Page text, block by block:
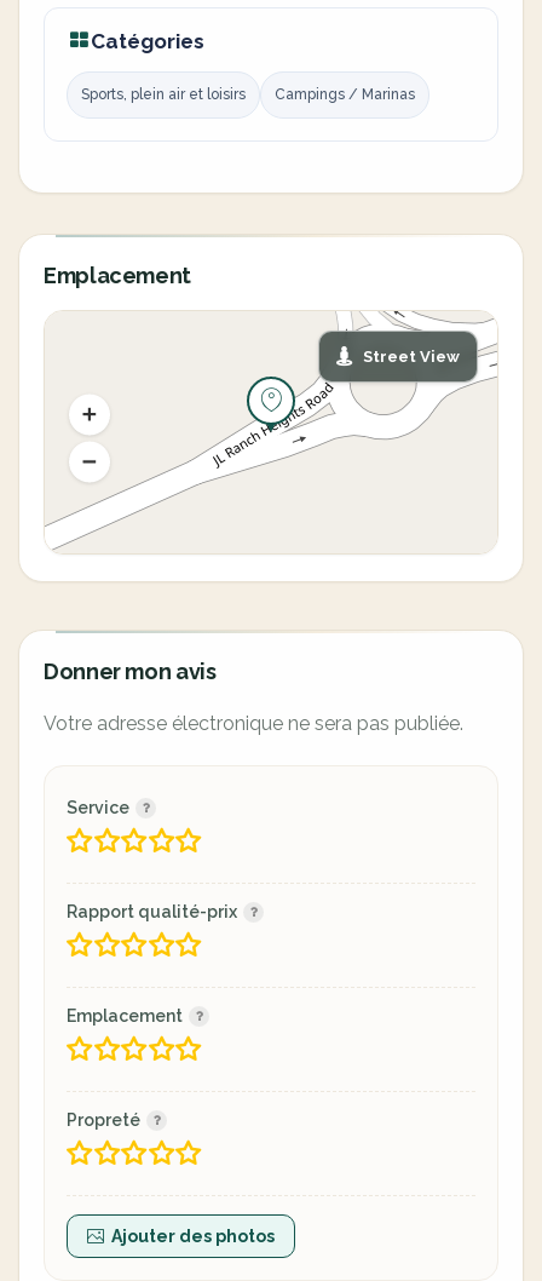
Catégories
Sports, plein air et loisirs Campings / Marinas
Emplacement
Street View
Donner mon avis
Votre adresse électronique ne sera pas publiée.
Service
Rapport qualité-prix
Emplacement
Propreté
Ajouter des photos